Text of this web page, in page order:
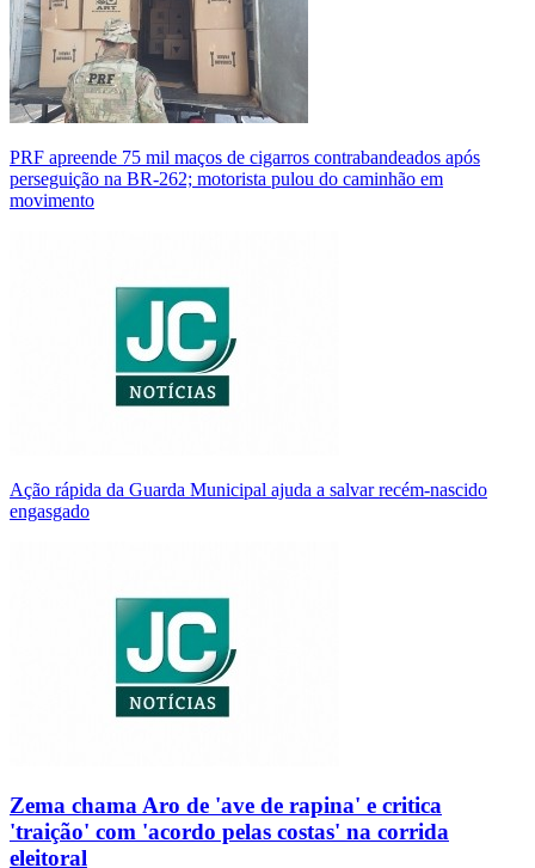
PRF apreende 75 mil maços de cigarros contrabandeados após
perseguição na BR-262; motorista pulou do caminhão em
movimento
Ação rápida da Guarda Municipal ajuda a salvar recém-nascido
engasgado
Zema chama Aro de 'ave de rapina' e critica
'traição' com 'acordo pelas costas' na corrida
eleitoral